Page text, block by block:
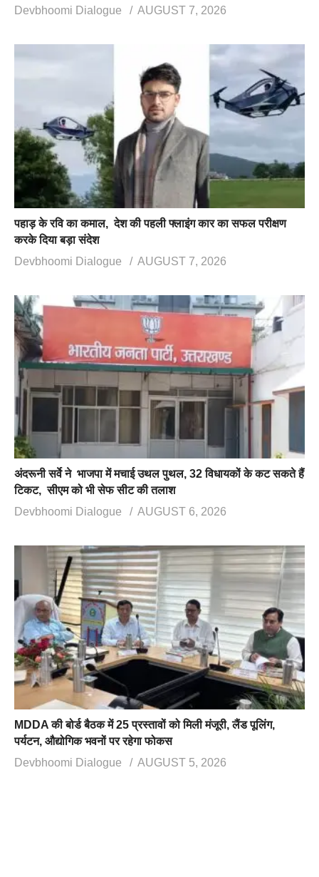
Devbhoomi Dialogue AUGUST 7, 2026
पहाड़ के रवि का कमाल, देश की पहली फ्लाइंग कार का सफल परीक्षण
करके दिया बड़ा संदेश
Devbhoomi Dialogue
AUGUST 7, 2026
अंदरूनी सर्वे ने भाजपा में मचाई उथल पुथल, 32 विधायकों के कट सकते हैं
टिकट, सीएम को भी सेफ सीट की तलाश
Devbhoomi Dialogue
AUGUST 6, 2026
MDDA की बोर्ड बैठक में 25 प्रस्तावों को मिली मंजूरी, लैंड पूलिंग,
पर्यटन, औद्योगिक भवनों पर रहेगा फोकस
Devbhoomi Dialogue
AUGUST 5, 2026